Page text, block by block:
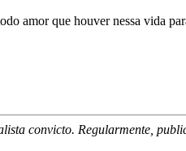
amor que houver nessa vida
convicto. Regularmente,